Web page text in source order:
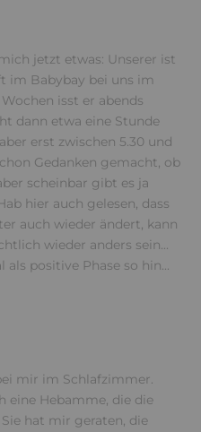
jetzt etwas: Unserer ist
im Babybay bei uns im
isst er abends
dann etwa eine Stunde
erst zwischen 5.30 und
Gedanken gemacht, ob
scheinbar gibt es ja
hier auch gelesen, dass
auch wieder ändert, kann
wieder anders sein...
positive Phase so hin...
mir im Schlafzimmer.
eine Hebamme, die die
hat mir geraten, die